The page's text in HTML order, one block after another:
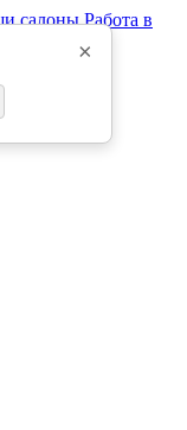
×
салоны Работа в